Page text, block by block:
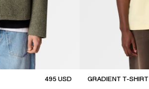
495USD GRADIENT T-SHIRT